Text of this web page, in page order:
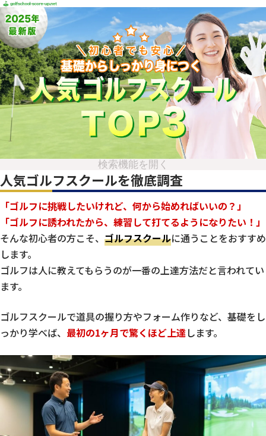
検索機能を開く
人気ゴルフスクールを徹底調査
「ゴルフに挑戦したいけれど、何から始めればいいの？」
「ゴルフに誘われたから、練習して打てるようになりたい！」
そんな初心者の方こそ、 ゴルフスクールに通うことをおすすめ
します。
ゴルフは人に教えてもらうのが一番の上達方法だと言われてい
ます。
ゴルフスクールで道具の握り方やフォーム作りなど、基礎をし
っかり学べば、 最初の1ヶ月で驚くほど上達します。